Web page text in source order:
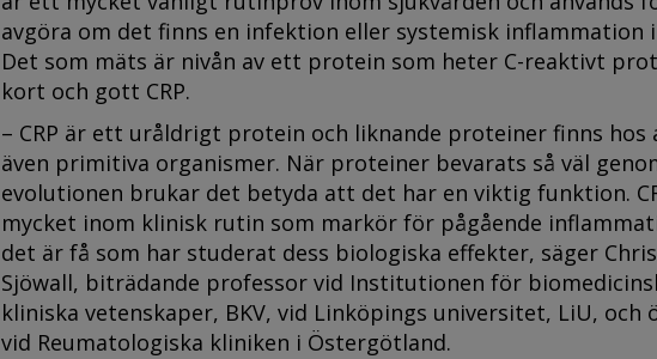
avgöra om det finns en infektion eller systemisk inflammation
Det som mäts är nivån av ett protein som heter C-reaktivt
kort och gott CRP.
– CRP är ett uråldrigt protein och liknande proteiner finns hos
även primitiva organismer. När proteiner bevarats så väl
evolutionen brukar det betyda att det har en viktig funktion.
mycket inom klinisk rutin som markör för pågående
det är få som har studerat dess biologiska effekter, säger
Sjöwall, biträdande professor vid Institutionen för
kliniska vetenskaper, BKV, vid Linköpings universitet, LiU, och
vid Reumatologiska kliniken i Östergötland.